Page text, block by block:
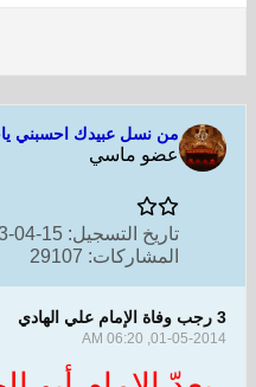
من نسل عبيدك احسبني
عضو ماسي
تاريخ التسجيل: 15-04-2013
المشاركات: 29107
3 رجب وفاة الإمام علي الهادي
01-05-2014, 06:20 AM